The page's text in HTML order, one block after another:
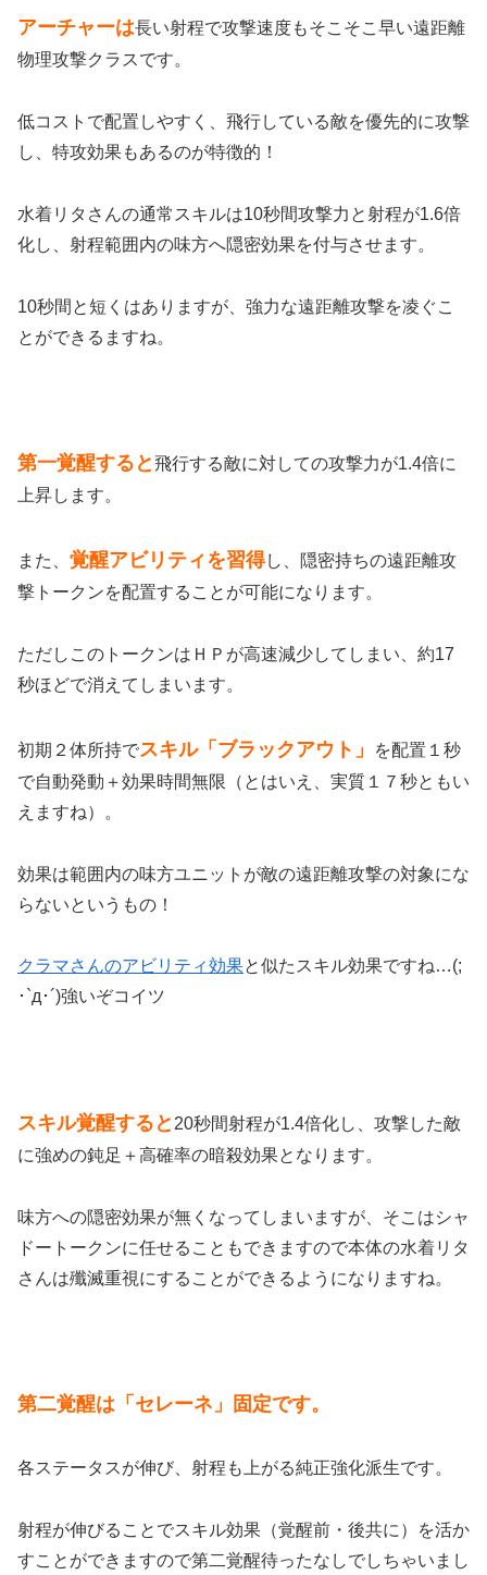
アーチャーは長い射程で攻撃速度もそこそこ早い遠距離
物理攻撃クラスです。
低コストで配置しやすく、飛行している敵を優先的に攻撃
し、特攻効果もあるのが特徴的！
水着リタさんの通常スキルは10秒間攻撃力と射程が1.6倍
化し、射程範囲内の味方へ隠密効果を付与させます。
10秒間と短くはありますが、強力な遠距離攻撃を凌ぐこ
とができるますね。
第一覚醒すると飛行する敵に対しての攻撃力が1.4倍に
上昇します。
また、 覚醒アビリティを習得し、隠密持ちの遠距離攻
撃トークンを配置することが可能になります。
ただしこのトークンはＨＰが高速減少してしまい、約17
秒ほどで消えてしまいます。
初期２体所持でスキル「ブラックアウト」
を配置１秒
で自動発動＋効果時間無限（とはいえ、実質１７秒ともい
えますね）。
効果は範囲内の味方ユニットが敵の遠距離攻撃の対象にな
らないというもの！
クラマさんのアビリティ効果と似たスキル効果ですね…(;
･`д･´)強いぞコイツ
スキル覚醒すると 20秒間射程が1.4倍化し、攻撃した敵
に強めの鈍足＋高確率の暗殺効果となります。
味方への隠密効果が無くなってしまいますが、そこはシャ
ドートークンに任せることもできますので本体の水着リタ
さんは殲滅重視にすることができるようになりますね。
第二覚醒は「セレーネ」固定です。
各ステータスが伸び、射程も上がる純正強化派生です。
射程が伸びることでスキル効果（覚醒前・後共に）を活か
すことができますので第二覚醒待ったなしでしちゃいまし